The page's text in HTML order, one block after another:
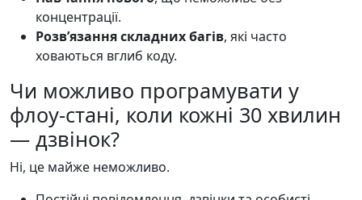
концентрації.
Розв’язання складних багів, які часто
ховаються вглиб коду.
Чи можливо програмувати у
флоу-стані, коли кожні 30 хвилин
— дзвінок?
Ні, це майже неможливо.